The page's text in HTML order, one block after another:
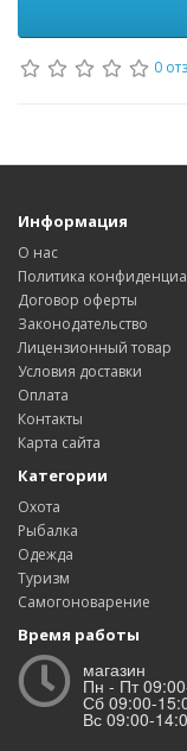
0
Информация
О нас
Политика
Договор оферты
Законодательство
Лицензионный товар
Условия доставки
Оплата
Контакты
Карта сайта
Категории
Охота
Рыбалка
Одежда
Туризм
Самогоноварение
Время работы
магазин
Пн - Пт
Сб 09:00-
Вс 09:00-